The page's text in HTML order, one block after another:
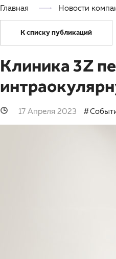
Главная Новости
К списку публикаций
Клиника 3Z
17 Апреля 2023